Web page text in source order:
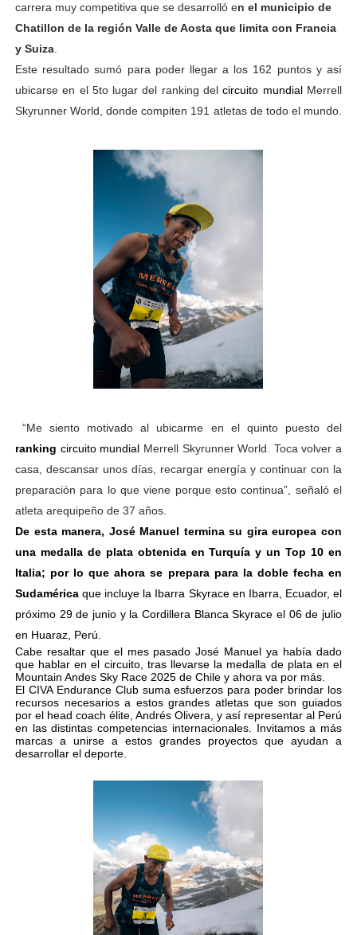
carrera muy competitiva que se desarrolló en el municipio de
Chatillon de la región Valle de Aosta que limita con Francia
y Suiza.
Este resultado sumó para poder llegar a los 162 puntos y así
ubicarse en el 5to lugar del ranking delcircuito mundial Merrell
Skyrunner World, donde compiten 191 atletas de todo el mundo.
“Me siento motivado al ubicarme en el quinto puesto del
ranking circuito mundial Merrell Skyrunner World . Toca volver a
casa, descansar unos días, recargar energía y continuar con la
preparación para lo que viene porque esto continua”, señaló el
atleta arequipeño de 37 años.
De esta manera, José Manuel termina su gira europea con
una medalla de plata obtenida en Turquía y un Top 10 en
Italia; por lo que ahora se prepara para la doble fecha en
Sudaméricaque incluye la Ibarra Skyrace en Ibarra, Ecuador, el
próximo 29 de junio y la Cordillera Blanca Skyrace el 06 de julio
en Huaraz, Perú.
Cabe resaltar que el mes pasado José Manuel ya había dado
que hablar en el circuito, tras llevarse la medalla de plata en el
Mountain Andes Sky Race 2025 de Chile y ahora va por más.
El CIVA Endurance Club suma esfuerzos para poder brindar los
recursos necesarios a estos grandes atletas que son guiados
por el head coach élite, Andrés Olivera, y así representar al Perú
en las distintas competencias internacionales. Invitamos a más
marcas a unirse a estos grandes proyectos que ayudan a
desarrollar el deporte.